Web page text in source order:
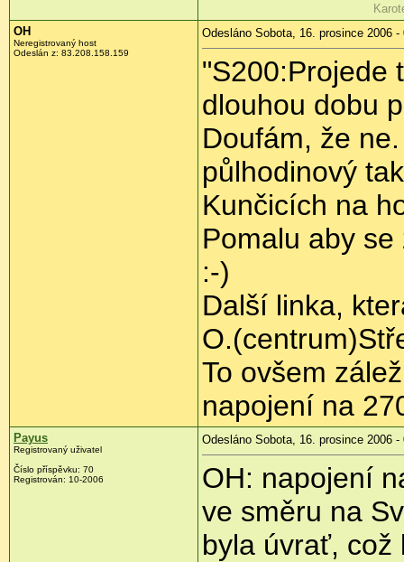
OH
Neregistrovaný host
Odeslán z: 83.208.158.159
Odesláno Sobota, 16. prosince 2006 -
"S200:Projede
dlouhou dobu
Doufám, že
půlhodinový
Kunčicích na
Pomalu aby
:-)
Další linka,
To ovšem
napojení na
Payus
Registrovaný uživatel
Číslo příspěvku: 70
Registrován: 10-2006
Odesláno Sobota, 16. prosince 2006 -
OH: napojení
ve směru na
byla úvrať, což